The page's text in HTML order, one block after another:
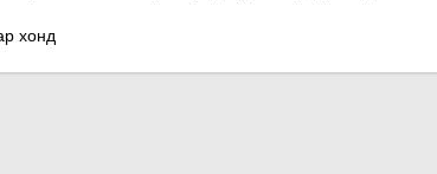
рӯзи гузашта: Сели харобкор дар Ашт, обхезӣ дар
хонд